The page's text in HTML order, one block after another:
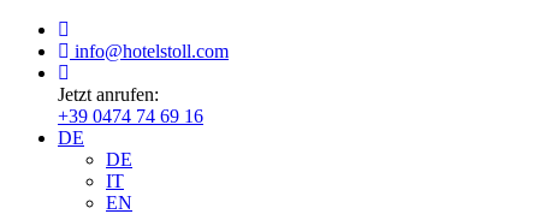
info@hotelstoll.com
Jetzt anrufen:
+39 0474 74 69 16
DE
DE
IT
EN